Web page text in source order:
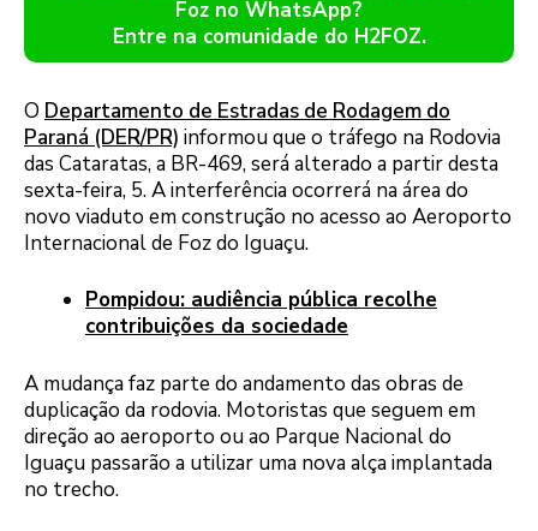
Foz no WhatsApp?
Entre na comunidade do H2FOZ.
O Departamento de Estradas de Rodagem do
Paraná (DER/PR) informou que o tráfego na Rodovia
das Cataratas, a BR-469, será alterado a partir desta
sexta-feira, 5. A interferência ocorrerá na área do
novo viaduto em construção no acesso ao Aeroporto
Internacional de Foz do Iguaçu.
Pompidou: audiência pública recolhe
contribuições da sociedade
A mudança faz parte do andamento das obras de
duplicação da rodovia. Motoristas que seguem em
direção ao aeroporto ou ao Parque Nacional do
Iguaçu passarão a utilizar uma nova alça implantada
no trecho.